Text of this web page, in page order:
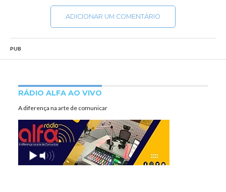
ADICIONAR UM COMENTÁRIO
PUB
RÁDIO ALFA AO VIVO
A diferença na arte de comunicar